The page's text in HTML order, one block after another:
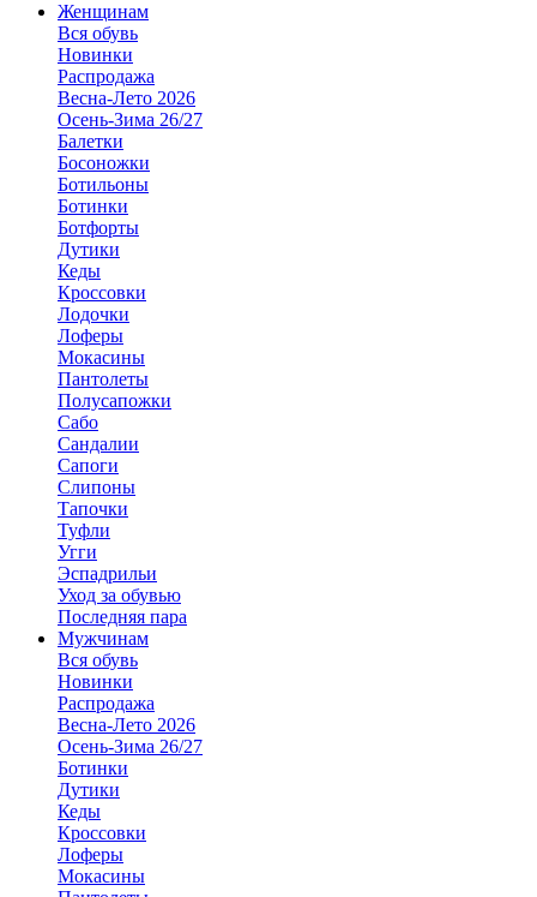
Женщинам
Вся обувь
Новинки
Распродажа
Весна-Лето 2026
Осень-Зима 26/27
Балетки
Босоножки
Ботильоны
Ботинки
Ботфорты
Дутики
Кеды
Кроссовки
Лодочки
Лоферы
Мокасины
Пантолеты
Полусапожки
Сабо
Сандалии
Сапоги
Слипоны
Тапочки
Туфли
Угги
Эспадрильи
Уход за обувью
Последняя пара
Мужчинам
Вся обувь
Новинки
Распродажа
Весна-Лето 2026
Осень-Зима 26/27
Ботинки
Дутики
Кеды
Кроссовки
Лоферы
Мокасины